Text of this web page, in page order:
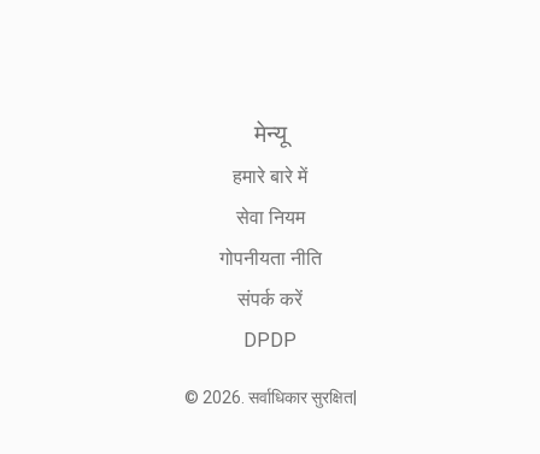
मेन्यू
हमारे बारे में
सेवा नियम
गोपनीयता नीति
संपर्क करें
DPDP
© 2026. सर्वाधिकार सुरक्षित|